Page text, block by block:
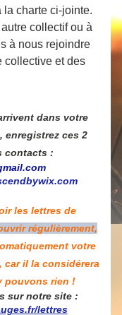
la charte ci-jointe.
collectif ou à
à nous rejoindre
collective et des
dans votre
enregistrez ces 2
contacts :
les lettres de
régulièrement,
votre
car il la considérera
pouvons rien !
lettres